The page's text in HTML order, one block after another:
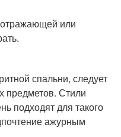
или
спальни, следует
предметов. Стили
подходят для такого
ажурным